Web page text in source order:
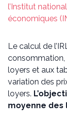
l’Institut
économiques
Le calcul de
consommation,
loyers et aux
variation des
loyers.
moyenne des